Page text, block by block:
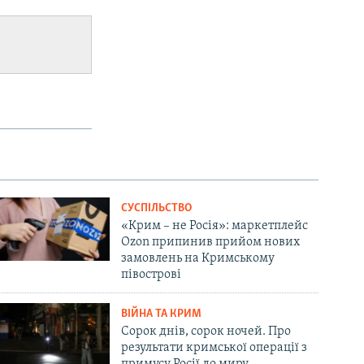
СУСПІЛЬСТВО
«Крим – не Росія»: маркетплейс
Ozon припинив прийом нових
замовлень на Кримському
півострові
ВІЙНА ТА КРИМ
Сорок днів, сорок ночей. Про
результати кримської операції з